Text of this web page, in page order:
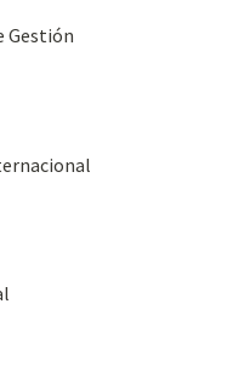
Gestión